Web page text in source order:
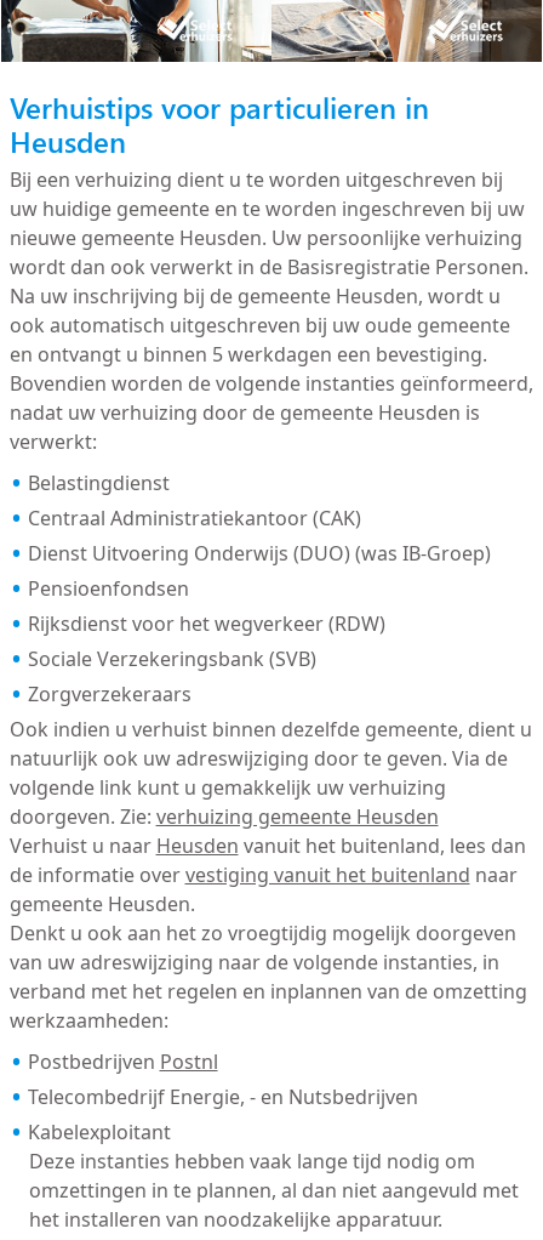
Verhuistips voor particulieren in
Heusden
Bij een verhuizing dient u te worden uitgeschreven bij
uw huidige gemeente en te worden ingeschreven bij uw
nieuwe gemeente Heusden. Uw persoonlijke verhuizing
wordt dan ook verwerkt in de Basisregistratie Personen.
Na uw inschrijving bij de gemeente Heusden, wordt u
ook automatisch uitgeschreven bij uw oude gemeente
en ontvangt u binnen 5 werkdagen een bevestiging.
Bovendien worden de volgende instanties geïnformeerd,
nadat uw verhuizing door de gemeente Heusden is
verwerkt:
Belastingdienst
Centraal Administratiekantoor (CAK)
Dienst Uitvoering Onderwijs (DUO) (was IB-Groep)
Pensioenfondsen
Rijksdienst voor het wegverkeer (RDW)
Sociale Verzekeringsbank (SVB)
Zorgverzekeraars
Ook indien u verhuist binnen dezelfde gemeente, dient u
natuurlijk ook uw adreswijziging door te geven. Via de
volgende link kunt u gemakkelijk uw verhuizing
doorgeven. Zie: verhuizing gemeente Heusden
Verhuist u naar Heusden vanuit het buitenland, lees dan
de informatie overvestiging vanuit het buitenland naar
gemeente Heusden.
Denkt u ook aan het zo vroegtijdig mogelijk doorgeven
van uw adreswijziging naar de volgende instanties, in
verband met het regelen en inplannen van de omzetting
werkzaamheden:
Postbedrijven Postnl
Telecombedrijf Energie, - en Nutsbedrijven
Kabelexploitant
Deze instanties hebben vaak lange tijd nodig om
omzettingen in te plannen, al dan niet aangevuld met
het installeren van noodzakelijke apparatuur.